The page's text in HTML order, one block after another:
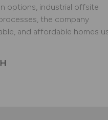
options, industrial offsite
the company
and affordable homes